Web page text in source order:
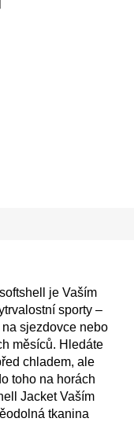
je Vaším
sporty –
sjezdovce nebo
měsíců. Hledáte
chladem, ale
toho na horách
Jacket Vaším
tkanina